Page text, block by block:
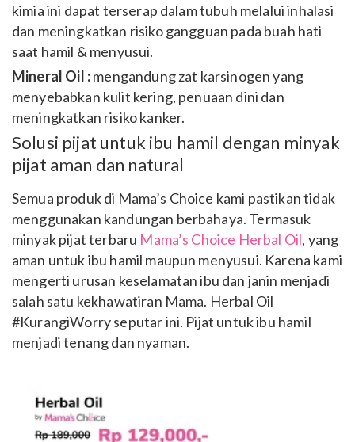
kimia ini dapat terserap dalam tubuh melalui inhalasi
dan meningkatkan risiko gangguan pada buah hati
saat hamil & menyusui.
Mineral Oil :mengandung zat karsinogen yang
menyebabkan kulit kering, penuaan dini dan
meningkatkan risiko kanker.
Solusi pijat untuk ibu hamil dengan minyak
pijat aman dan natural
Semua produk di Mama’s Choice kami pastikan tidak
menggunakan kandungan berbahaya. Termasuk
minyak pijat terbaru Mama’s Choice Herbal Oil, yang
aman untuk ibu hamil maupun menyusui. Karena kami
mengerti urusan keselamatan ibu dan janin menjadi
salah satu kekhawatiran Mama. Herbal Oil
#KurangiWorry seputar ini. Pijat untuk ibu hamil
menjadi tenang dan nyaman.